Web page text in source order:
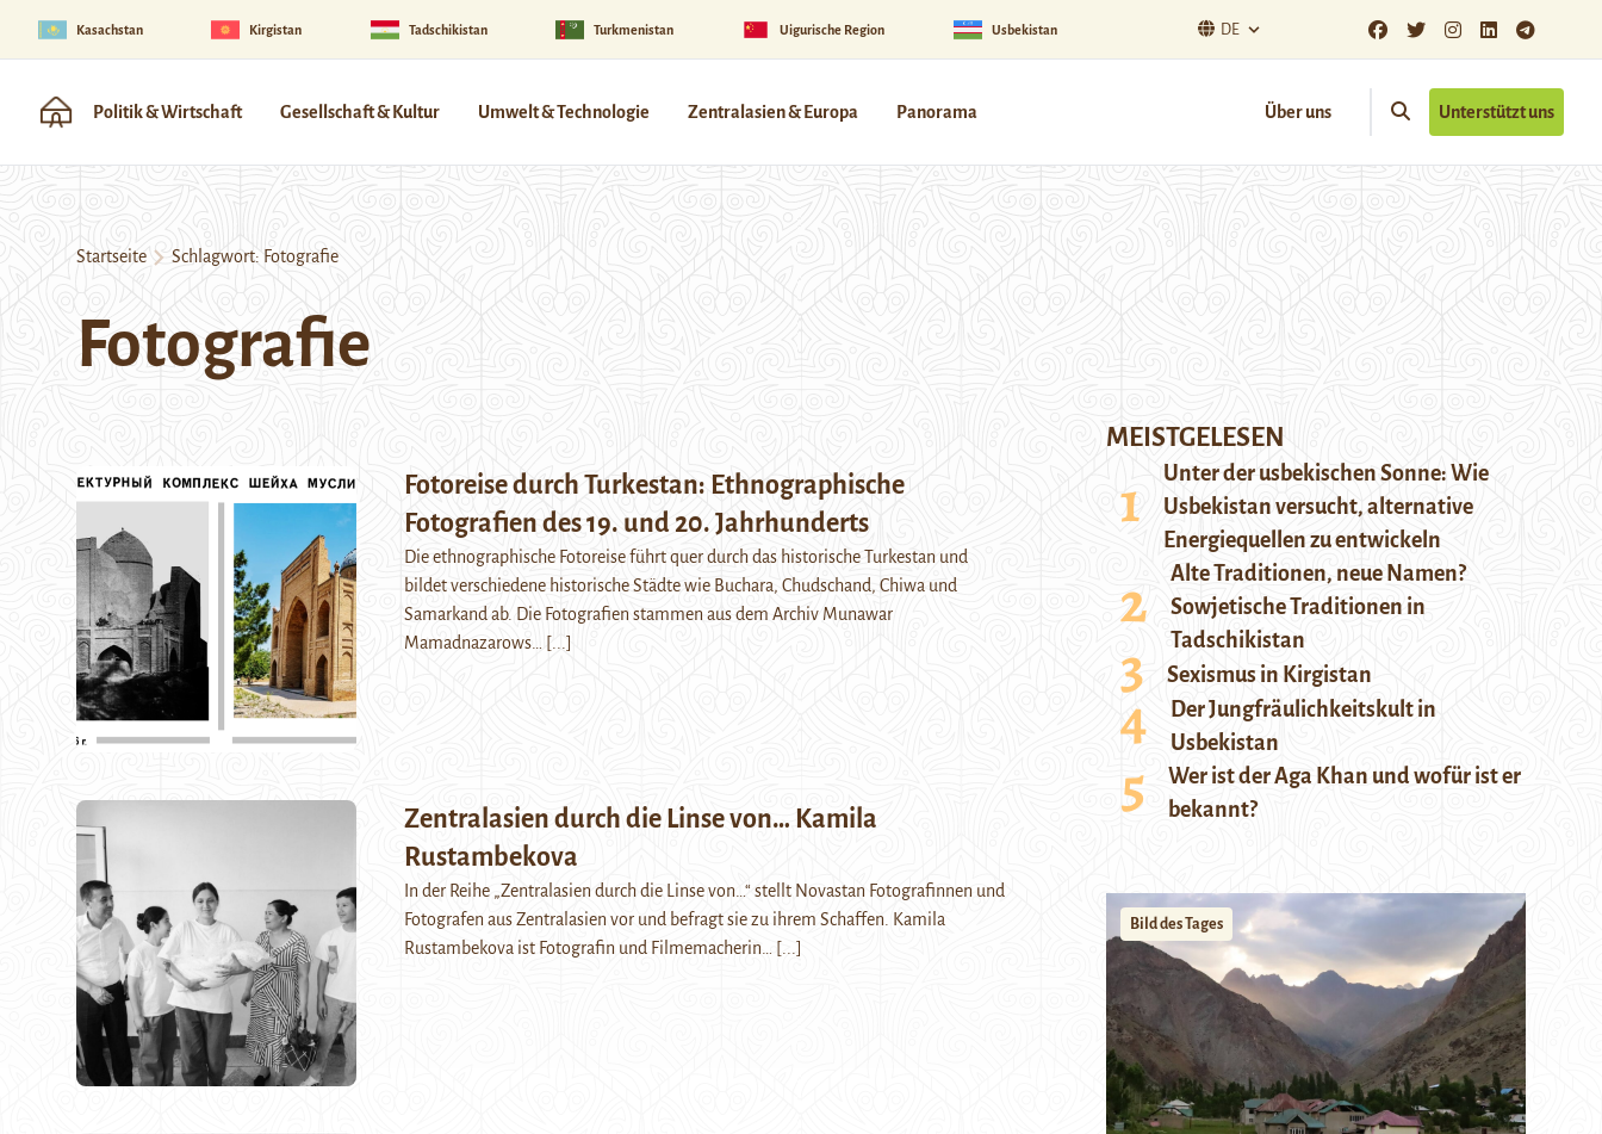
Kasachstan Kirgistan Tadschikistan Turkmenistan Uigurische Region Usbekistan DE
Politik & Wirtschaft Gesellschaft & Kultur Umwelt & Technologie Zentralasien & Europa Panorama Über uns Unterstützt uns
Startseite Schlagwort: Fotografie
Fotografie
Fotoreise durch Turkestan: Ethnographische
Fotografien des 19. und 20. Jahrhunderts
Die ethnographische Fotoreise führt quer durch das historische Turkestan und
bildet verschiedene historische Städte wie Buchara, Chudschand, Chiwa und
Samarkand ab. Die Fotografien stammen aus dem Archiv Munawar
Mamadnazarows…
[...]
Zentralasien durch die Linse von… Kamila
Rustambekova
In der Reihe „Zentralasien durch die Linse von…“ stellt Novastan Fotografinnen und
Fotografen aus Zentralasien vor und befragt sie zu ihrem Schaffen. Kamila
Rustambekova ist Fotografin und Filmemacherin…
[...]
MEISTGELESEN
Unter der usbekischen Sonne: Wie
Usbekistan versucht, alternative
Energiequellen zu entwickeln
Alte Traditionen, neue Namen?
Sowjetische Traditionen in
Tadschikistan
Sexismus in Kirgistan
Der Jungfräulichkeitskult in
Usbekistan
Wer ist der Aga Khan und wofür ist er
bekannt?
Bild des Tages